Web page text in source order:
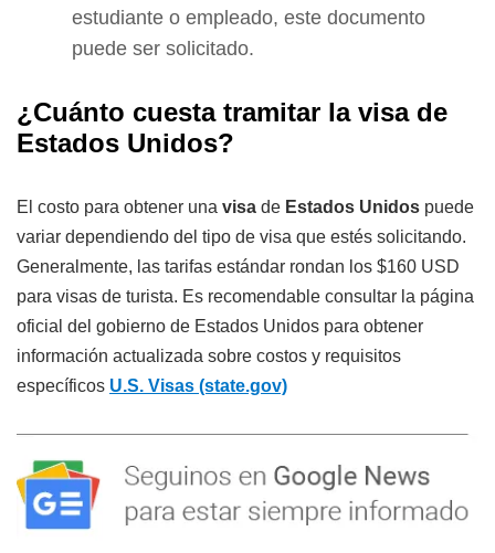
estudiante o empleado, este documento
puede ser solicitado.
¿Cuánto cuesta tramitar la visa de
Estados Unidos?
El costo para obtener una visa de Estados Unidos puede
variar dependiendo del tipo de visa que estés solicitando.
Generalmente, las tarifas estándar rondan los $160 USD
para visas de turista. Es recomendable consultar la página
oficial del gobierno de Estados Unidos para obtener
información actualizada sobre costos y requisitos
específicos U.S. Visas (state.gov)